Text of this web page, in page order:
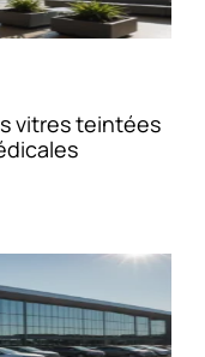
vitres teintées